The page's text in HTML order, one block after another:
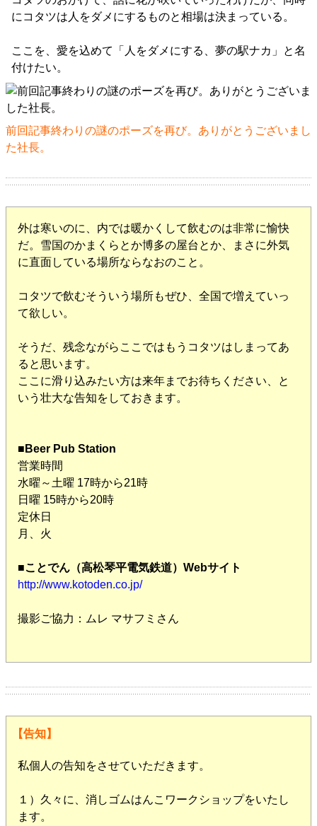
にコタツは人をダメにするものと相場は決まっている。
ここを、愛を込めて「人をダメにする、夢の駅ナカ」と名
付けたい。
前回記事終わりの謎のポーズを再び。ありがとうございまし
た社長。
外は寒いのに、内では暖かくして飲むのは非常に愉快
だ。雪国のかまくらとか博多の屋台とか、まさに外気
に直面している場所ならなおのこと。
コタツで飲むそういう場所もぜひ、全国で増えていっ
て欲しい。
そうだ、残念ながらここではもうコタツはしまってあ
ると思います。
ここに滑り込みたい方は来年までお待ちください、と
いう壮大な告知をしておきます。
■ Beer Pub Station
営業時間
水曜～土曜 17時から21時
日曜 15時から20時
定休日
月、火
■ことでん（高松琴平電気鉄道）Webサイト
http://www.kotoden.co.jp/
撮影ご協力：ムレ マサフミさん
【告知】
私個人の告知をさせていただきます。
１）久々に、消しゴムはんこワークショップをいたし
ます。